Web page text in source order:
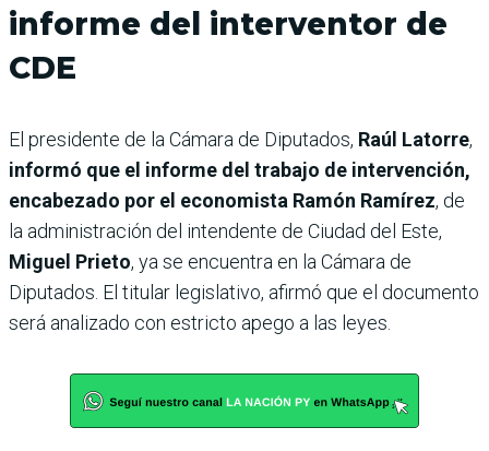
informe del interventor de
CDE
El presidente de la Cámara de Diputados, Raúl Latorre,
informó que el informe del trabajo de intervención,
encabezado por el economista Ramón Ramírez, de
la administración del intendente de Ciudad del Este,
Miguel Prieto, ya se encuentra en la Cámara de
Diputados. El titular legislativo, afirmó que el documento
será analizado con estricto apego a las leyes.